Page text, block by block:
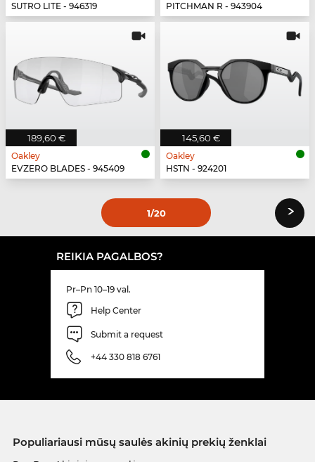
SUTRO LITE - 946319
PITCHMAN R - 943904
189,60 €
Oakley
EVZERO BLADES - 945409
145,60 €
Oakley
HSTN - 924201
1/20 ›
REIKIA PAGALBOS?
Pr–Pn 10–19 val.
Help Center
Submit a request
+44 330 818 6761
Populiariausi mūsų saulės akinių prekių ženklai